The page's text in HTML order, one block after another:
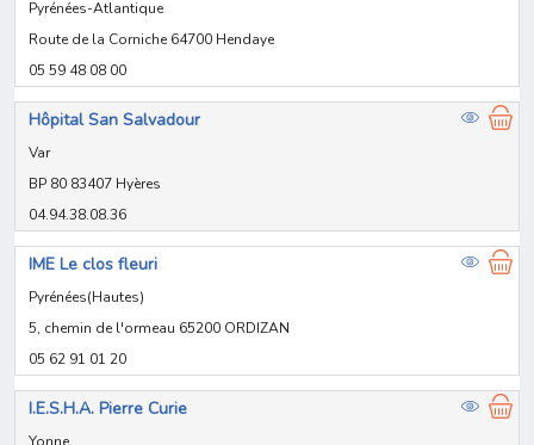
Pyrénées-Atlantique
Route de la Corniche 64700 Hendaye
05 59 48 08 00
Hôpital San Salvadour
Var
BP 80 83407 Hyères
04.94.38.08.36
IME Le clos fleuri
Pyrénées(Hautes)
5, chemin de l'ormeau 65200 ORDIZAN
05 62 91 01 20
I.E.S.H.A. Pierre Curie